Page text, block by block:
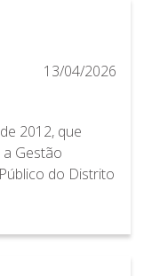
13/04/2026
2012, que
Gestão
do Distrito